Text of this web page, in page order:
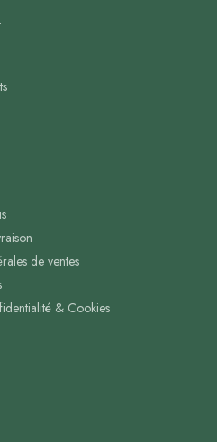
de ventes
& Cookies